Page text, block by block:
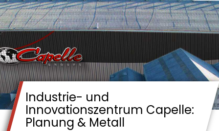
Industrie- und
Innovationszentrum Capelle:
Planung & Metall